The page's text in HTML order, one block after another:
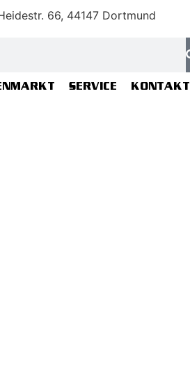
66, 44147 Dortmund
SERVICE KONTAKT